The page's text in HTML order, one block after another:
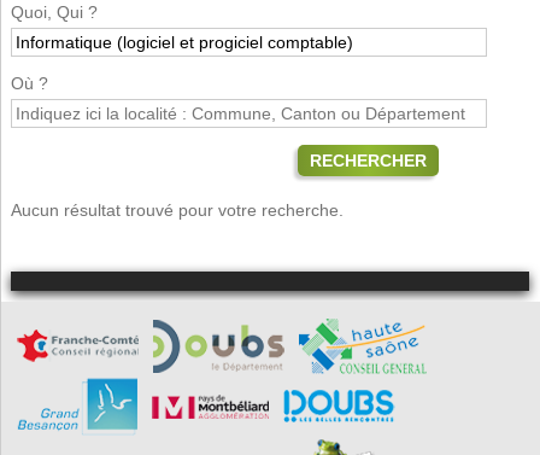
Quoi, Qui ?
Où ?
RECHERCHER
Aucun résultat trouvé pour votre recherche.